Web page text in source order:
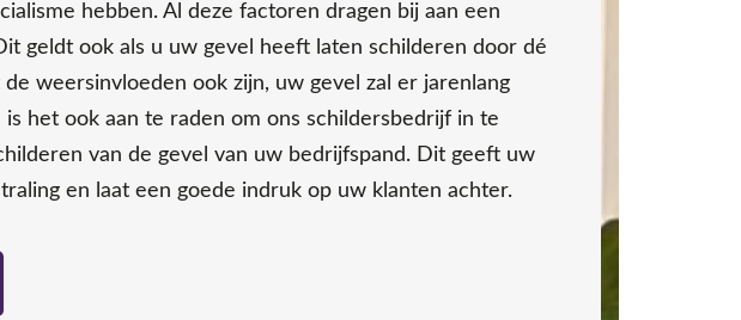
hebben. Al deze factoren dragen bij aan een
geldt ook als u uw gevel heeft laten schilderen door dé
weersinvloeden ook zijn, uw gevel zal er jarenlang
is het ook aan te raden om ons schildersbedrijf in te
van de gevel van uw bedrijfspand. Dit geeft uw
en laat een goede indruk op uw klanten achter.